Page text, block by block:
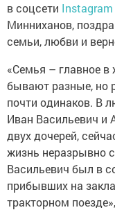
в соцсети Instagram
Минниханов,
семьи, любви и
«Семья – главное в
бывают разные, но
почти одинаков. В
Иван Васильевич и
двух дочерей,
жизнь неразрывно
Васильевич был в
прибывших на
тракторном